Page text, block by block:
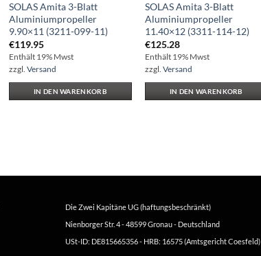
SOLAS Amita 3-Blatt
Aluminiumpropeller
9.90×11 (3211-099-11)
€119.95
Enthält 19% Mwst
zzgl.Versand
IN DEN WARENKORB
SOLAS Amita 3-Blatt
Aluminiumpropeller
11.40×12 (3311-114-12)
€125.28
Enthält 19% Mwst
zzgl.Versand
IN DEN WARENKORB
Die Zwei Kapitäne UG (haftungsbeschränkt)
Nienborger Str. 4 - 48599 Gronau - Deutschland
USt-ID: DE815665356 - HRB: 16575 (Amtsgericht Coesfeld)